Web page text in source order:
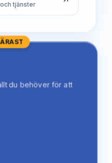
tjänster
du behöver för att